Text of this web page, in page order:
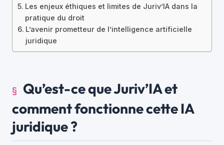
Les enjeux éthiques et limites de Juriv’IA dans la
pratique du droit
L’avenir prometteur de l’intelligence artificielle
juridique
Qu’est-ce que Juriv’IA et
comment fonctionne cette IA
juridique ?